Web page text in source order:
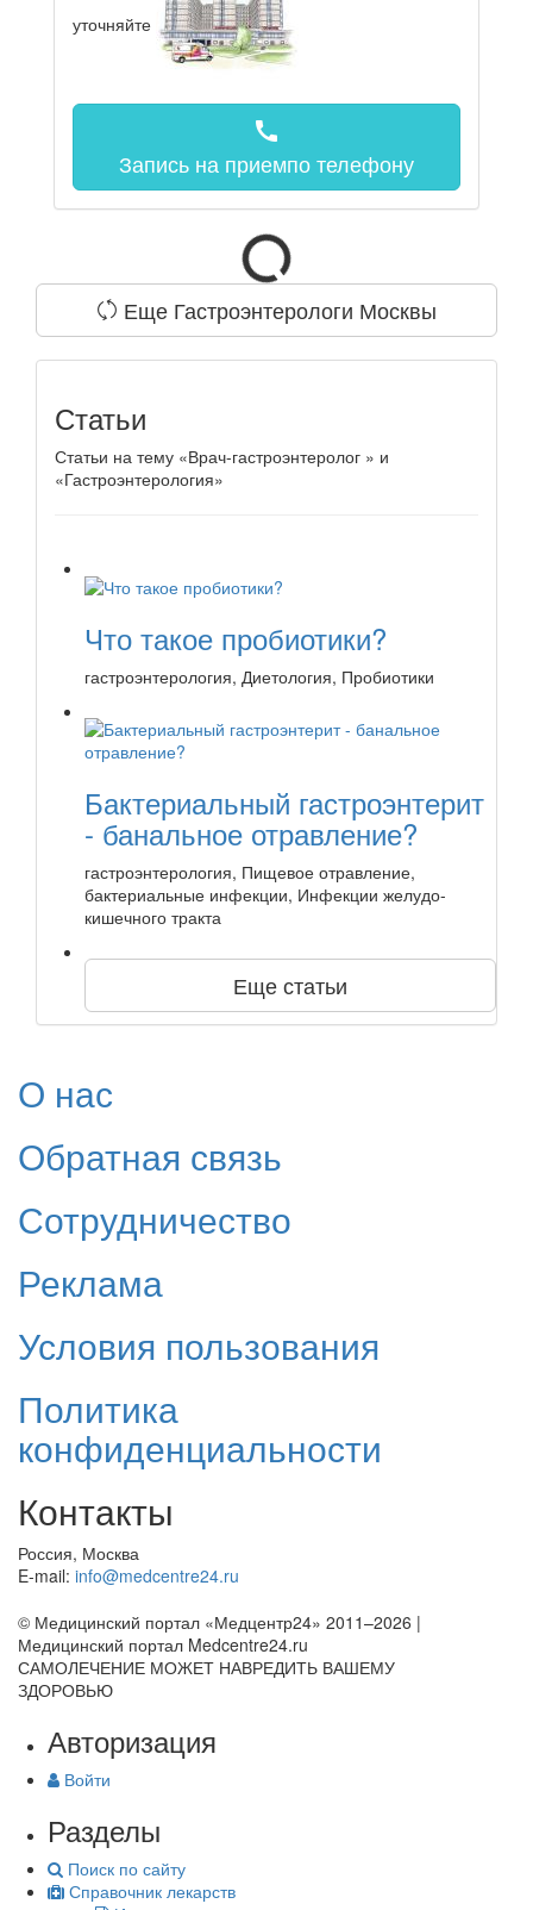
уточняйте
call
Запись на приемпо телефону
Еще Гастроэнтерологи Москвы
Статьи
Статьи на тему «Врач-гастроэнтеролог » и
«Гастроэнтерология»
Что такое пробиотики?
гастроэнтерология, Диетология, Пробиотики
Бактериальный гастроэнтерит
- банальное отравление?
гастроэнтерология, Пищевое отравление,
бактериальные инфекции, Инфекции желудо-
кишечного тракта
Еще статьи
О нас
Обратная связь
Сотрудничество
Реклама
Условия пользования
Политика
конфиденциальности
Контакты
Россия, Москва
E-mail: info@medcentre24.ru
© Медицинский портал «Медцентр24» 2011–2026 |
Медицинский портал Medcentre24.ru
САМОЛЕЧЕНИЕ МОЖЕТ НАВРЕДИТЬ ВАШЕМУ
ЗДОРОВЬЮ
Авторизация
Войти
Разделы
Поиск по сайту
Справочник лекарств